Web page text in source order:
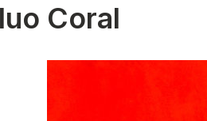
Coral